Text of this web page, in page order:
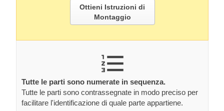
Ottieni Istruzioni di
Montaggio
Tutte le parti sono numerate in sequenza.
Tutte le parti sono contrassegnate in modo preciso per
facilitare l'identificazione di quale parte appartiene.